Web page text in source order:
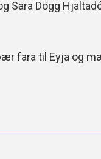
Sara Dögg
fara til Eyja og